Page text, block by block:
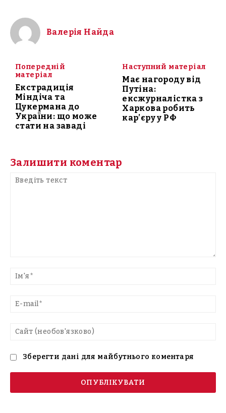
Валерія Найда
Попередній
матеріал
Екстрадиція
Міндіча та
Цукермана до
України: що може
стати на заваді
Наступний матеріал
Має нагороду від
Путіна:
ексжурналістка з
Харкова робить
кар’єру у РФ
Залишити коментар
текст
Зберегти дані для майбутнього коментаря